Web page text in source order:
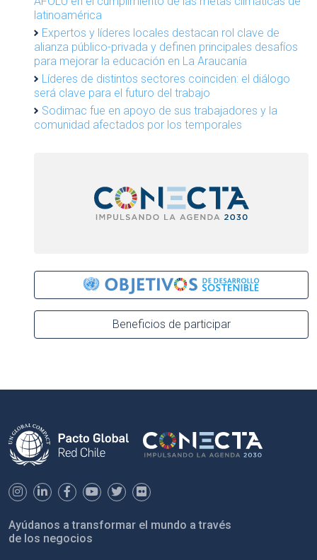
latinoamérica
Expertos y líderes locales destacan rol clave de
alianza público-privada y definen principales desafíos
para mejorar la educación en La Araucanía
Líderes de distintos sectores coinciden: el diálogo
será clave para el futuro del trabajo
Sodimac fue en apoyo de sus trabajadores y la
comunidad afectados por los temporales
Beneficios de participar
Ayúdanos a transformar el mundo a través
de los negocios